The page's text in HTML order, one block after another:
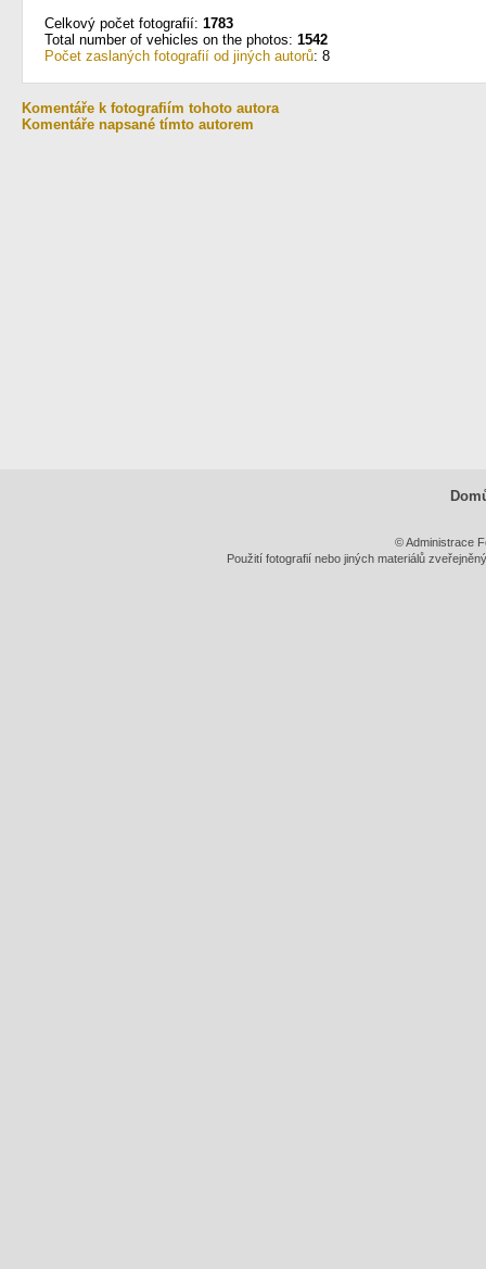
Celkový počet fotografií: 1783
Total number of vehicles on the photos: 1542
Počet zaslaných fotografií od jiných autorů: 8
Komentáře k fotografiím tohoto autora
Komentáře napsané tímto autorem
© Administrace
Použití fotografií nebo jiných materiálů